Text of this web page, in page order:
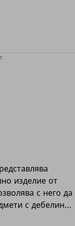
слайд
изделие от
с него да
с дебелина